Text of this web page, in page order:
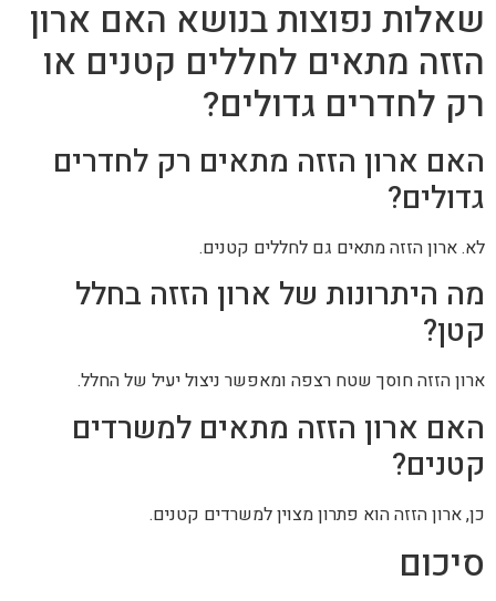
שאלות נפוצות בנושא האם ארון
הזזה מתאים לחללים קטנים או
רק לחדרים גדולים?
האם ארון הזזה מתאים רק לחדרים
גדולים?
לא. ארון הזזה מתאים גם לחללים קטנים.
מה היתרונות של ארון הזזה בחלל
קטן?
ארון הזזה חוסך שטח רצפה ומאפשר ניצול יעיל של החלל.
האם ארון הזזה מתאים למשרדים
קטנים?
כן, ארון הזזה הוא פתרון מצוין למשרדים קטנים.
סיכום